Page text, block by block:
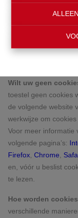
Hoe worden
worden op uw
derde partijen die
Wilt uw geen
toestel geen cookies
de volgende website
werkwijze om
Voor meer informatie
volgende pagina’s:
Firefox Chrome
en, vóór u beslist
te lezen.
Hoe worden
verschillende